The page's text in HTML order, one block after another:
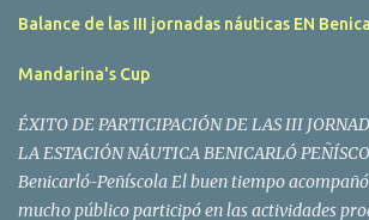
Balance de las III jornadas náuticas EN
Mandarina's Cup
ÉXITO DE PARTICIPACIÓN DE LAS III
LA ESTACIÓN NÁUTICA BENICARLÓ
Benicarló-Peñíscola El buen tiempo
mucho público participó en las actividades